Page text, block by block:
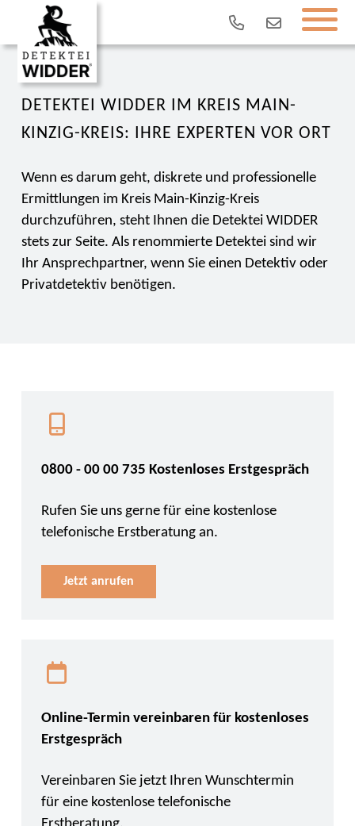
DETEKTEI WIDDER IM KREIS MAIN-
KINZIG-KREIS: IHRE EXPERTEN VOR ORT
Wenn es darum geht, diskrete und professionelle
Ermittlungen im Kreis Main-Kinzig-Kreis
durchzuführen, steht Ihnen die Detektei WIDDER
stets zur Seite. Als renommierte Detektei sind wir
Ihr Ansprechpartner, wenn Sie einen Detektiv oder
Privatdetektiv benötigen.
0800 - 00 00 735 Kostenloses Erstgespräch
Rufen Sie uns gerne für eine kostenlose
telefonische Erstberatung an.
Jetzt anrufen
Online-Termin vereinbaren für kostenloses
Erstgespräch
Vereinbaren Sie jetzt Ihren Wunschtermin
für eine kostenlose telefonische